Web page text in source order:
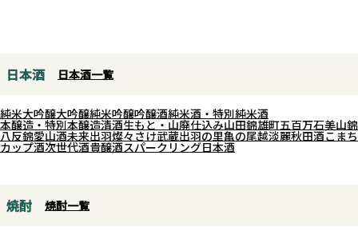
ス。口当たり爽やかで果実味と樽
のとれた味わい、穏やかなタンニ
ンで気取らずに楽しめる赤ワイン
です。
インです。
今回はその名の通り、南国トロピ
滑らかな旨味と甘味、開けたてに
はガス感があり、溌溂とした味わ
楽しめる夏季限定酒です。
こちらは一人〜二人で飲み切りや
日本酒 日本酒一覧
純米大吟醸大吟醸純米吟醸吟醸酒純米酒・特別純米酒
本醸造・特別本醸造清酒生もと・山廃仕込み山田錦雄町五百万石美山錦
八反錦愛山酒未来出羽燦々さけ武蔵出羽の里亀の尾越淡麗秋田酒こまち
カップ酒次世代酒貴醸酒スパークリング日本酒
焼酎 焼酎一覧